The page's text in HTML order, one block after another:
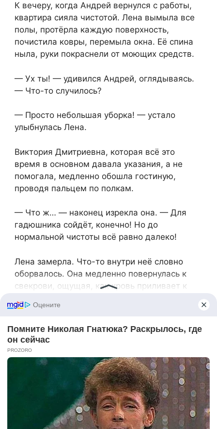
К вечеру, когда Андрей вернулся с работы,
квартира сияла чистотой. Лена вымыла все
полы, протёрла каждую поверхность,
почистила ковры, перемыла окна. Её спина
ныла, руки покраснели от моющих средств.
— Ух ты! — удивился Андрей, оглядываясь.
— Что-то случилось?
— Просто небольшая уборка! — устало
улыбнулась Лена.
Виктория Дмитриевна, которая всё это
время в основном давала указания, а не
помогала, медленно обошла гостиную,
проводя пальцем по полкам.
— Что ж… — наконец изрекла она. — Для
гадюшника сойдёт, конечно! Но до
нормальной чистоты всё равно далеко!
Лена замерла. Что-то внутри неё словно
оборвалось. Она медленно повернулась к
свекрови, ощущая, как кровь приливает к
голос звучал странно спокойно. — Вы
назвали наш дом гадюшником?
Виктория Дмитриевна, не заметив опасности
в тоне невестки, небрежно махнула рукой.
— Ну, это так говорят! Просто выражение
такое, как раз подходящее к вашему, если